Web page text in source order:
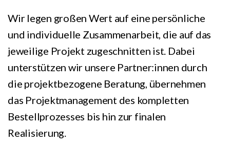
Wir legen großen Wert auf eine persönliche
und individuelle Zusammenarbeit, die auf das
jeweilige Projekt zugeschnitten ist. Dabei
unterstützen wir unsere Partner:innen durch
die projektbezogene Beratung, übernehmen
das Projektmanagement des kompletten
Bestellprozesses bis hin zur finalen
Realisierung.